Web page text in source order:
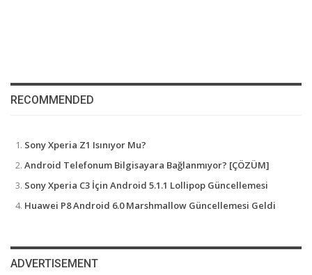
RECOMMENDED
Sony Xperia Z1 Isınıyor Mu?
Android Telefonum Bilgisayara Bağlanmıyor? [ÇÖZÜM]
Sony Xperia C3 İçin Android 5.1.1 Lollipop Güncellemesi
Huawei P8 Android 6.0 Marshmallow Güncellemesi Geldi
ADVERTISEMENT